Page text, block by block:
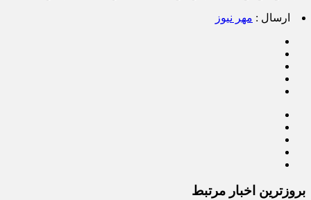
ارسال : مهر نیوز
بروزترین اخبار مرتبط